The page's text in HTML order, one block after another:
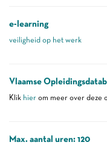
e-learning
veiligheid op het werk
Vlaamse
Klik hier om meer over deze
Max. aantal uren: 120